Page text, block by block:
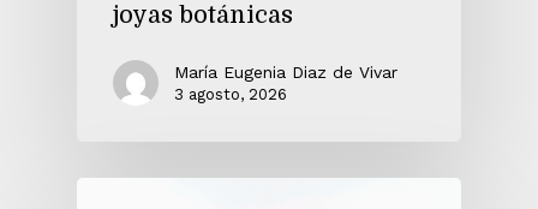
joyas botánicas
María Eugenia Diaz de Vivar
3 agosto, 2026